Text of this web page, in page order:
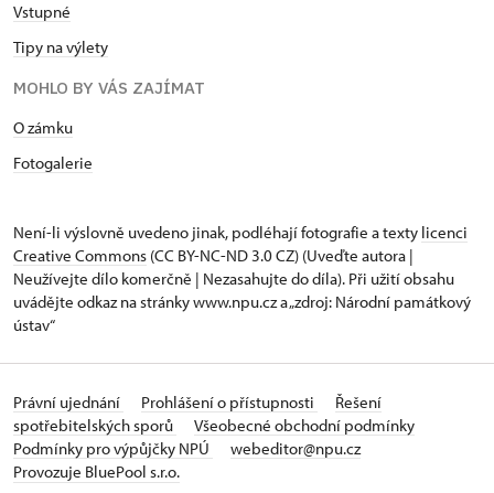
Vstupné
Tipy na výlety
MOHLO BY VÁS ZAJÍMAT
O zámku
Fotogalerie
Není-li výslovně uvedeno jinak, podléhají fotografie a texty licenci
Creative Commons (CC BY-NC-ND 3.0 CZ) (Uveďte autora |
Neužívejte dílo komerčně | Nezasahujte do díla). Při užití obsahu
uvádějte odkaz na stránky www.npu.cz a „zdroj: Národní památkový
ústav“
Právní ujednání Prohlášení o přístupnosti
Řešení
spotřebitelských sporů
Všeobecné obchodní podmínky
Podmínky pro výpůjčky NPÚ
webeditor@npu.cz
Provozuje BluePool s.r.o.